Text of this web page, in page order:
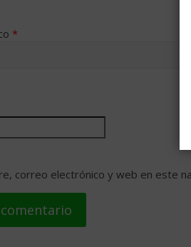
*
correo electrónico y web en este